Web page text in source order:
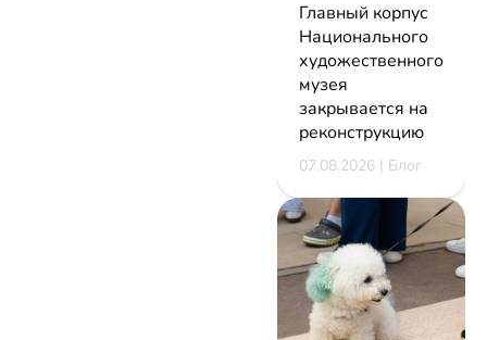
Главный корпус
Национального
художественного
музея
закрывается на
реконструкцию
07.08.2026 | Блог